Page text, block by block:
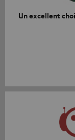
Un excellent